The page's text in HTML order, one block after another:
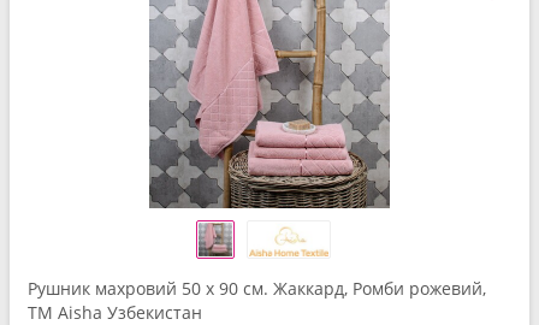
Рушник махровий 50 x 90 см. Жаккард, Ромби рожевий,
ТМ Aisha Узбекистан